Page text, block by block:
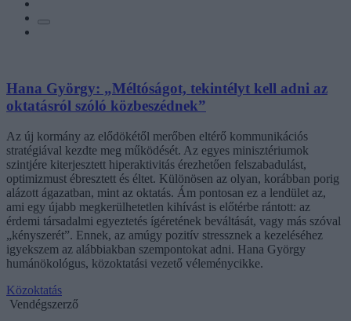
Hana György: „Méltóságot, tekintélyt kell adni az
oktatásról szóló közbeszédnek”
Az új kormány az elődökétől merőben eltérő kommunikációs
stratégiával kezdte meg működését. Az egyes minisztériumok
szintjére kiterjesztett hiperaktivitás érezhetően felszabadulást,
optimizmust ébresztett és éltet. Különösen az olyan, korábban porig
alázott ágazatban, mint az oktatás. Ám pontosan ez a lendület az,
ami egy újabb megkerülhetetlen kihívást is előtérbe rántott: az
érdemi társadalmi egyeztetés ígéretének beváltását, vagy más szóval
„kényszerét”. Ennek, az amúgy pozitív stressznek a kezeléséhez
igyekszem az alábbiakban szempontokat adni. Hana György
humánökológus, közoktatási vezető véleménycikke.
Közoktatás
Vendégszerző